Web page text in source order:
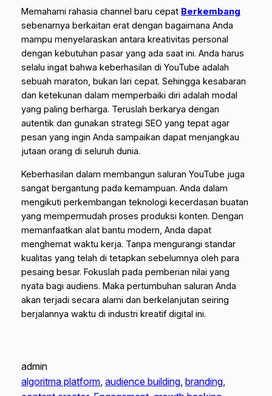
Memahami rahasia channel baru cepat Berkembang
sebenarnya berkaitan erat dengan bagaimana Anda
mampu menyelaraskan antara kreativitas personal
dengan kebutuhan pasar yang ada saat ini. Anda harus
selalu ingat bahwa keberhasilan di YouTube adalah
sebuah maraton, bukan lari cepat. Sehingga kesabaran
dan ketekunan dalam memperbaiki diri adalah modal
yang paling berharga. Teruslah berkarya dengan
autentik dan gunakan strategi SEO yang tepat agar
pesan yang ingin Anda sampaikan dapat menjangkau
jutaan orang di seluruh dunia.
Keberhasilan dalam membangun saluran YouTube juga
sangat bergantung pada kemampuan. Anda dalam
mengikuti perkembangan teknologi kecerdasan buatan
yang mempermudah proses produksi konten. Dengan
memanfaatkan alat bantu modern, Anda dapat
menghemat waktu kerja. Tanpa mengurangi standar
kualitas yang telah di tetapkan sebelumnya oleh para
pesaing besar. Fokuslah pada pemberian nilai yang
nyata bagi audiens. Maka pertumbuhan saluran Anda
akan terjadi secara alami dan berkelanjutan seiring
berjalannya waktu di industri kreatif digital ini.
admin
algoritma platform, audience building, branding